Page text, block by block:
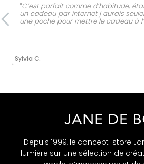
Sylvia C.
‟C’est parfait comme d’habitude,
un cadeau par internet j aurais
une poche pour mettre le cadeau à
Depuis 1999, le concept-store
lumière sur une sélection de